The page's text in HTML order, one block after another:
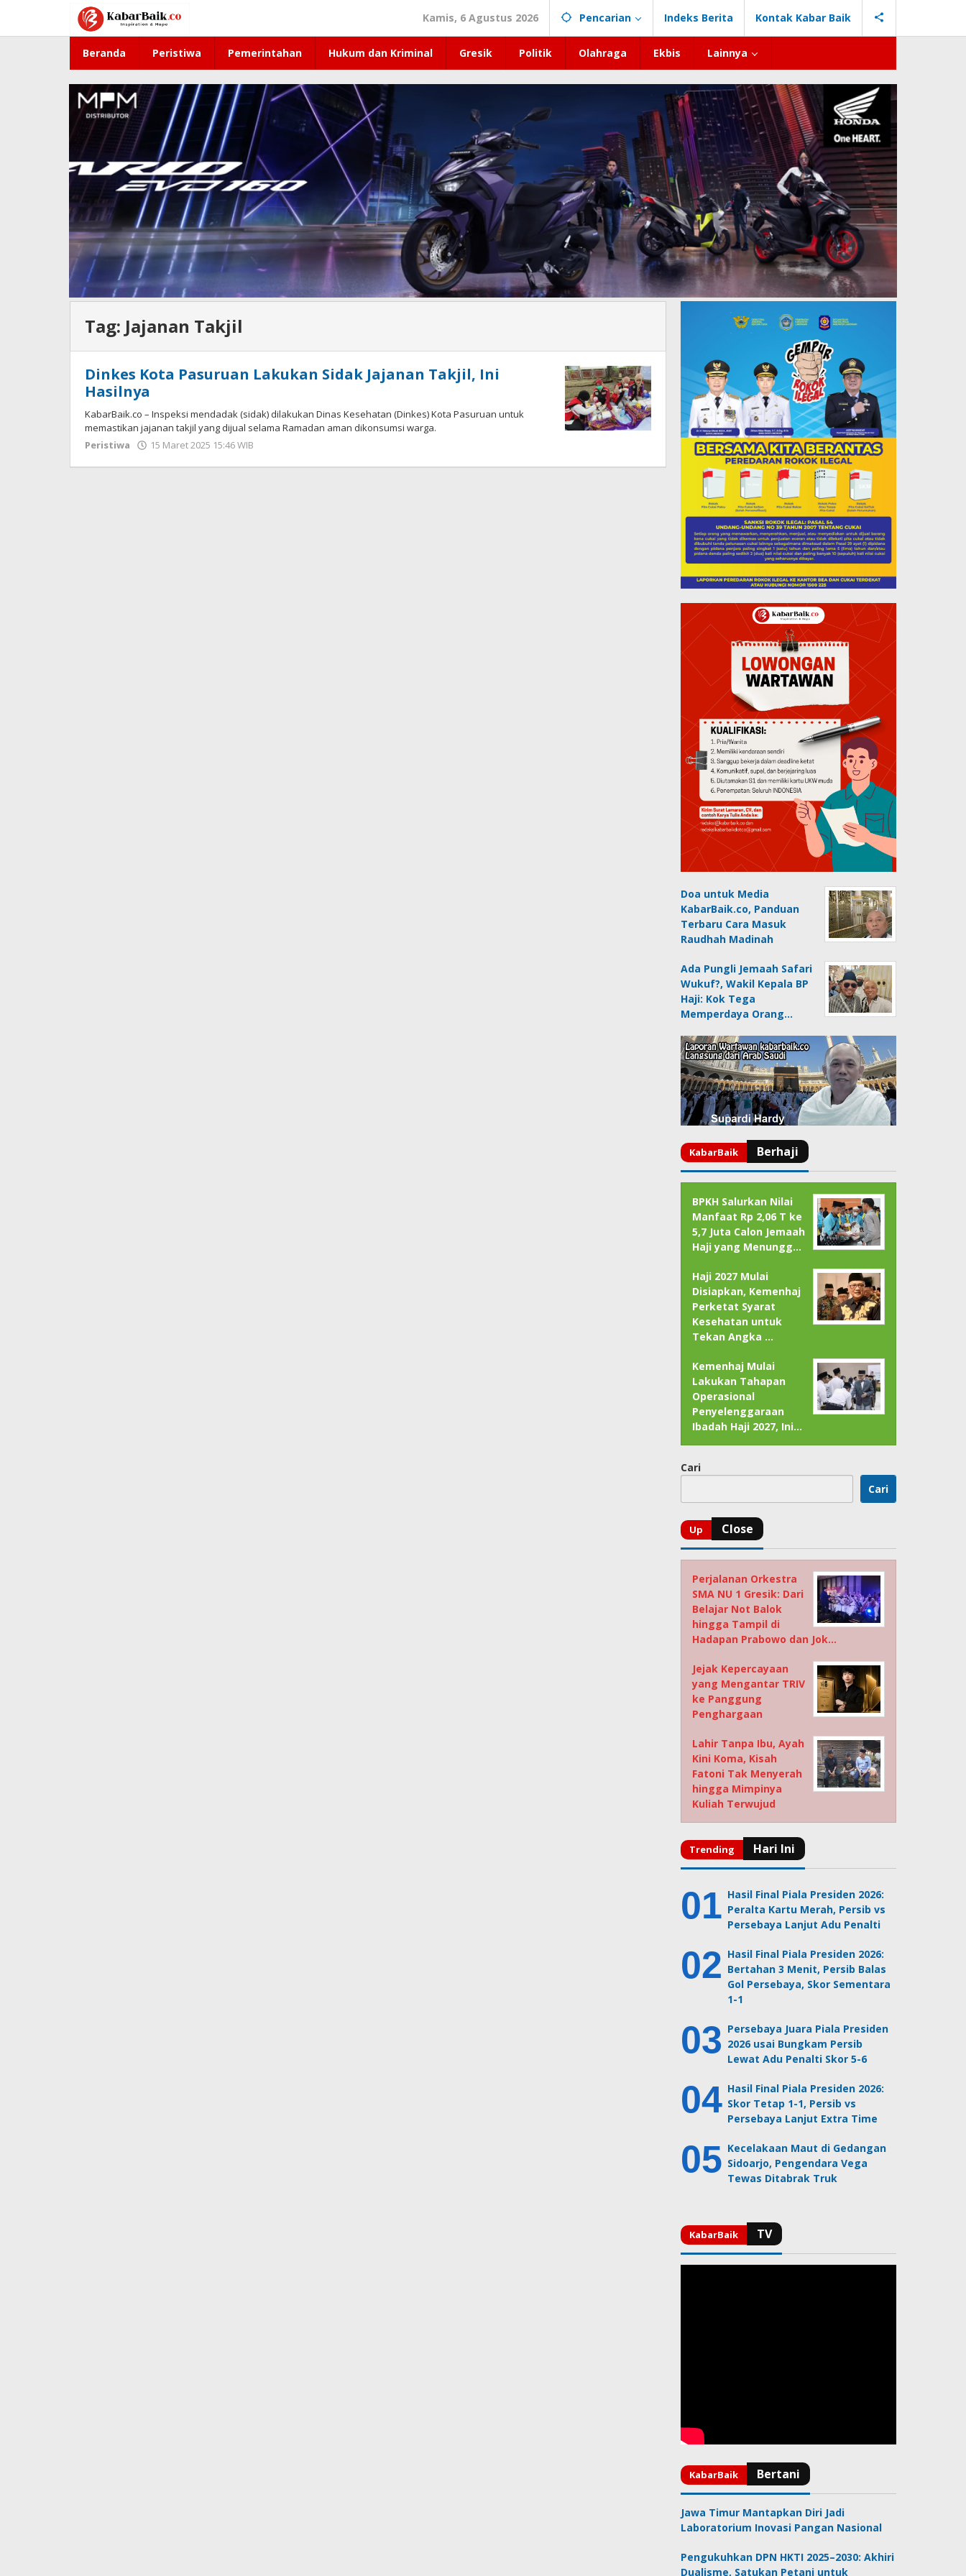
konten
Kamis, 6 Agustus 2026 Pencarian Indeks Berita Kontak Kabar Baik
Beranda Peristiwa Pemerintahan Hukum dan Kriminal Gresik Politik Olahraga Ekbis Lainnya
Tag: Jajanan Takjil
Dinkes Kota Pasuruan Lakukan Sidak Jajanan Takjil, Ini
Hasilnya
KabarBaik.co – Inspeksi mendadak (sidak) dilakukan Dinas Kesehatan (Dinkes) Kota Pasuruan untuk
memastikan jajanan takjil yang dijual selama Ramadan aman dikonsumsi warga.
Peristiwa
15 Maret 2025 15:46 WIB
Doa untuk Media
KabarBaik.co, Panduan
Terbaru Cara Masuk
Raudhah Madinah
Ada Pungli Jemaah Safari
Wukuf?, Wakil Kepala BP
Haji: Kok Tega
Memperdaya Orang…
BPKH Salurkan Nilai
Manfaat Rp 2,06 T ke
5,7 Juta Calon Jemaah
Haji yang Menungg…
Haji 2027 Mulai
Disiapkan, Kemenhaj
Perketat Syarat
Kesehatan untuk
Tekan Angka …
Kemenhaj Mulai
Lakukan Tahapan
Operasional
Penyelenggaraan
Ibadah Haji 2027, Ini…
Cari
Cari
Perjalanan Orkestra
SMA NU 1 Gresik: Dari
Belajar Not Balok
hingga Tampil di
Hadapan Prabowo dan Jok…
Jejak Kepercayaan
yang Mengantar TRIV
ke Panggung
Penghargaan
Lahir Tanpa Ibu, Ayah
Kini Koma, Kisah
Fatoni Tak Menyerah
hingga Mimpinya
Kuliah Terwujud
Hasil Final Piala Presiden 2026:
Peralta Kartu Merah, Persib vs
Persebaya Lanjut Adu Penalti
Hasil Final Piala Presiden 2026:
Bertahan 3 Menit, Persib Balas
Gol Persebaya, Skor Sementara
1-1
Persebaya Juara Piala Presiden
2026 usai Bungkam Persib
Lewat Adu Penalti Skor 5-6
Hasil Final Piala Presiden 2026:
Skor Tetap 1-1, Persib vs
Persebaya Lanjut Extra Time
Kecelakaan Maut di Gedangan
Sidoarjo, Pengendara Vega
Tewas Ditabrak Truk
Jawa Timur Mantapkan Diri Jadi
Laboratorium Inovasi Pangan Nasional
Pengukuhkan DPN HKTI 2025–2030: Akhiri
Dualisme, Satukan Petani untuk